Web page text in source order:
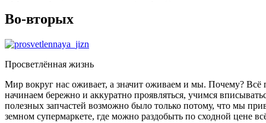
Во-вторых
Просветлённая жизнь
Мир вокруг нас оживает, а значит оживаем и мы. Почему? Всё
начинаем бережно и аккуратно проявляться, учимся
полезных запчастей возможно было только потому, что мы
земном супермаркете, где можно раздобыть по сходной цене